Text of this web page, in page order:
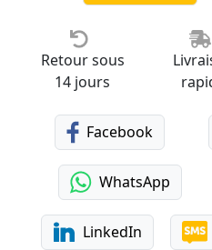
Retour sous
14 jours
Facebook
WhatsApp
LinkedIn